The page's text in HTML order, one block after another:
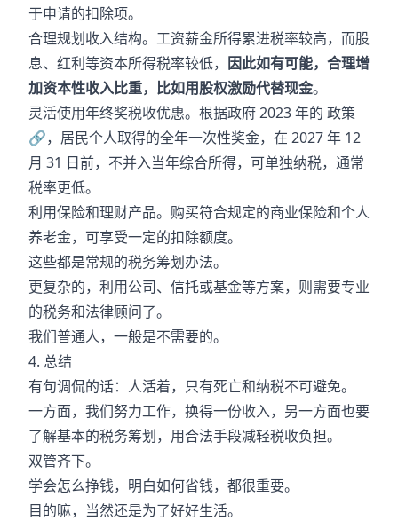
于申请的扣除项。
合理规划收入结构。工资薪金所得累进税率较高，而股
息、红利等资本所得税率较低， 因此如有可能，合理增
加资本性收入比重，比如用股权激励代替现金。
灵活使用年终奖税收优惠。根据政府 2023 年的 政策
🔗，居民个人取得的全年一次性奖金，在 2027 年 12
月 31 日前，不并入当年综合所得，可单独纳税，通常
税率更低。
利用保险和理财产品。购买符合规定的商业保险和个人
养老金，可享受一定的扣除额度。
这些都是常规的税务筹划办法。
更复杂的，利用公司、信托或基金等方案，则需要专业
的税务和法律顾问了。
我们普通人，一般是不需要的。
4. 总结
有句调侃的话：人活着，只有死亡和纳税不可避免。
一方面，我们努力工作，换得一份收入，另一方面也要
了解基本的税务筹划，用合法手段减轻税收负担。
双管齐下。
学会怎么挣钱，明白如何省钱，都很重要。
目的嘛，当然还是为了好好生活。